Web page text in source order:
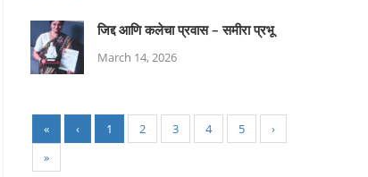
जिद्द आणि कलेचा प्रवास – समीरा प्रभू
March 14, 2026
« ‹ 1 2 3 4 5
›
»